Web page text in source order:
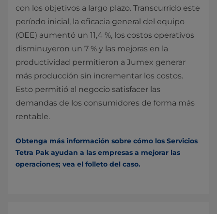
con los objetivos a largo plazo. Transcurrido este
período inicial, la eficacia general del equipo
(OEE) aumentó un 11,4 %, los costos operativos
disminuyeron un 7 % y las mejoras en la
productividad permitieron a Jumex generar
más producción sin incrementar los costos.
Esto permitió al negocio satisfacer las
demandas de los consumidores de forma más
rentable.
Obtenga más información sobre cómo los Servicios
Tetra Pak ayudan a las empresas a mejorar las
operaciones; vea el folleto del caso.